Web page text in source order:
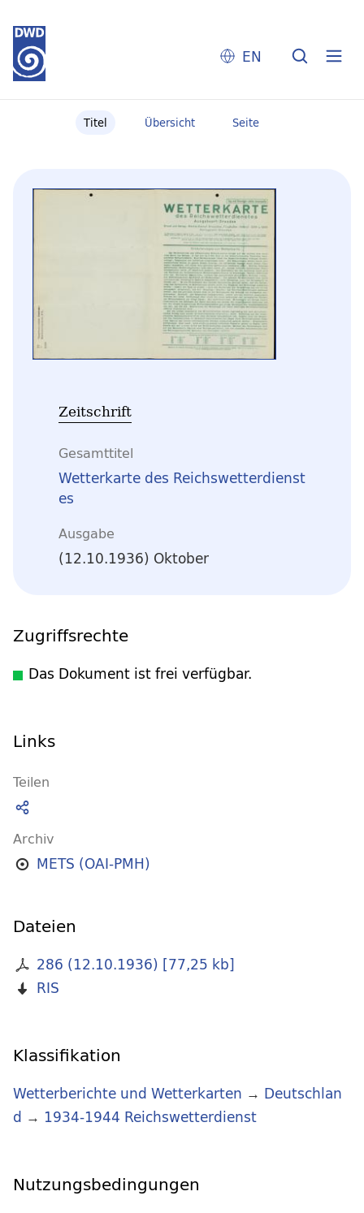
EN
Titel Übersicht Seite
Zeitschrift
Gesamttitel
Wetterkarte des Reichswetterdienst
es
Ausgabe
(12.10.1936) Oktober
Zugriffsrechte
Das Dokument ist frei verfügbar.
Links
Teilen
Archiv
METS (OAI-PMH)
Dateien
286 (12.10.1936) [77,25 kb]
RIS
Klassifikation
Wetterberichte und Wetterkarten → Deutschlan
d → 1934-1944 Reichswetterdienst
Nutzungsbedingungen